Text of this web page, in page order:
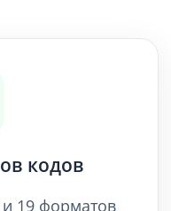
кодов
и 19 форматов